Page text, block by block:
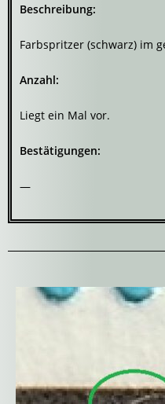
Beschreibung:
Farbspritzer (schwarz) im
Anzahl:
Liegt ein Mal vor.
Bestätigungen:
—